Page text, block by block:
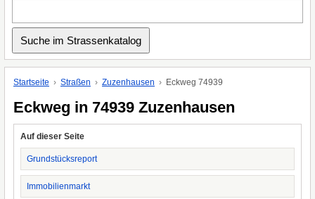
Startseite Straßen Zuzenhausen Eckweg 74939
Eckweg in 74939 Zuzenhausen
Auf dieser Seite
Grundstücksreport
Immobilienmarkt